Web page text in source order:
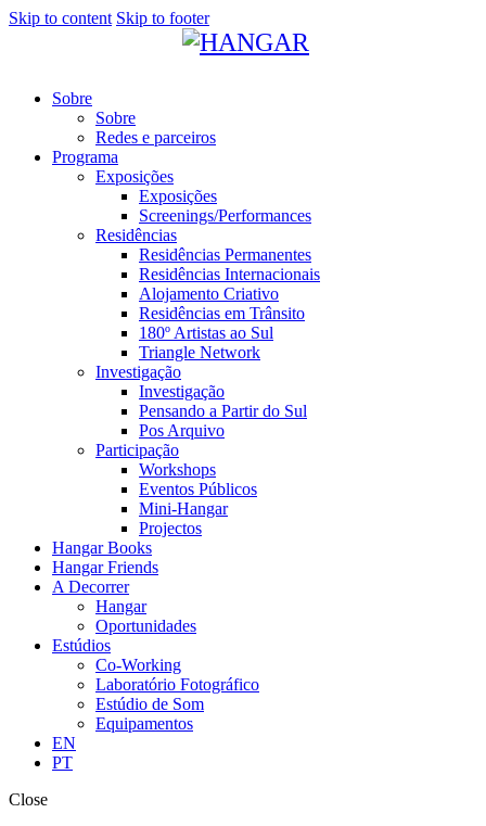
Skip to content Skip to footer
Sobre
Sobre
Redes e parceiros
Programa
Exposições
Exposições
Screenings/Performances
Residências
Residências Permanentes
Residências Internacionais
Alojamento Criativo
Residências em Trânsito
180º Artistas ao Sul
Triangle Network
Investigação
Investigação
Pensando a Partir do Sul
Pos Arquivo
Participação
Workshops
Eventos Públicos
Mini-Hangar
Projectos
Hangar Books
Hangar Friends
A Decorrer
Hangar
Oportunidades
Estúdios
Co-Working
Laboratório Fotográfico
Estúdio de Som
Equipamentos
EN
PT
Close